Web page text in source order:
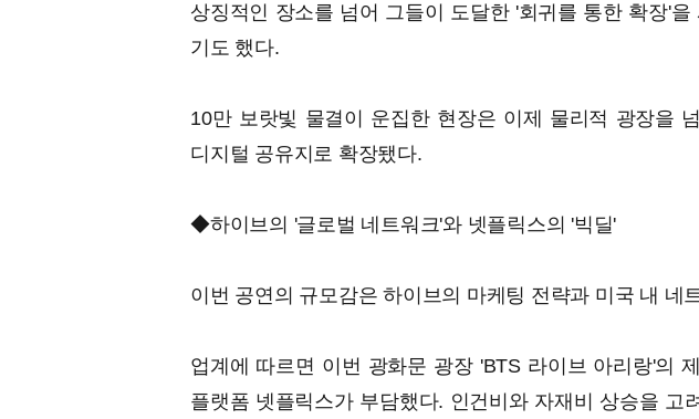
상징적인 장소를 넘어 그들이 도달한 '회귀를 통한 확장'을
기도 했다.
10만 보랏빛 물결이 운집한 현장은 이제 물리적 광장을
디지털 공유지로 확장됐다.
◆하이브의 '글로벌 네트워크'와 넷플릭스의 '빅딜'
이번 공연의 규모감은 하이브의 마케팅 전략과 미국 내 네
업계에 따르면 이번 광화문 광장 'BTS 라이브 아리랑'의
플랫폼 넷플릭스가 부담했다. 인건비와 자재비 상승을 고